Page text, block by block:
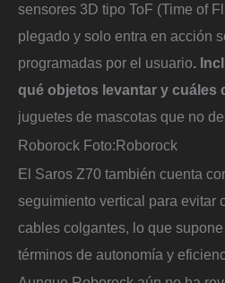
sensores 3D tipo ToF (Time of
plegado y solo entra en acción
programadas por el usuario.
qué objetos levantar y cuáles
juguetes de mascotas que no
Roborock Foto:Roborock
El Saros Z70 también cuenta
seguimiento vertical para evitar
cables colgantes, lo que
términos de autonomía y